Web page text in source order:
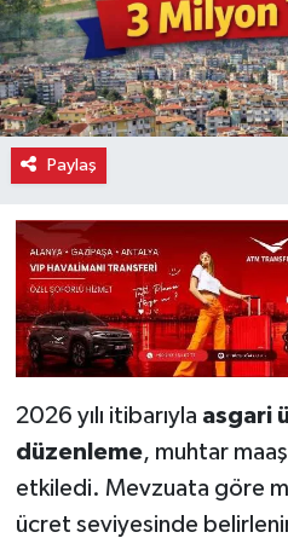
Paylaş
2026 yılı itibarıyla asgari
düzenleme, muhtar
etkiledi. Mevzuata göre
ücret seviyesinde